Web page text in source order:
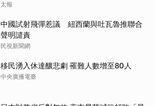
太報
中國試射飛彈惹議 紐西蘭與吐瓦魯推聯合
聲明譴責
民視新聞網
移民湧入休達釀悲劇 罹難人數增至80人
中央廣播電臺